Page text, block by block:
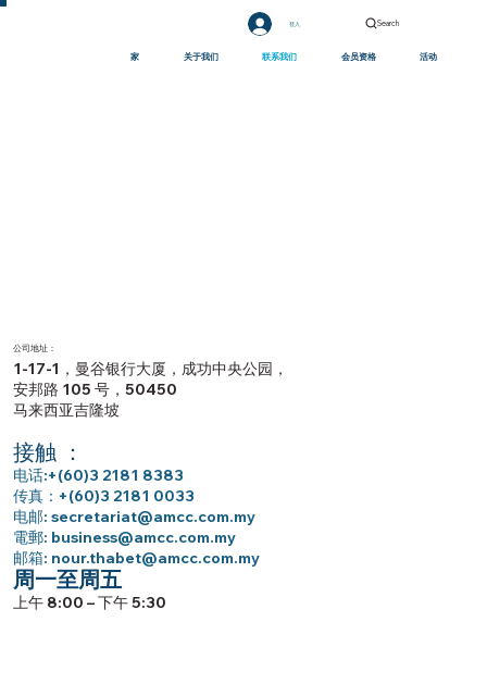
Search
家 关于我们 联系我们 会员资格 活动
登入
公司地址：
1-17-1，曼谷银行大厦，成功中央公园，
安邦路 105 号，50450
马来西亚吉隆坡
接触 ：
电话:+(60)3 2181 8383
传真：+(60)3 2181 0033
电邮: secretariat@amcc.com.my
電郵: business@amcc.com.my
邮箱: nour.thabet@amcc.com.my
周一至周五
上午 8:00 – 下午 5:30